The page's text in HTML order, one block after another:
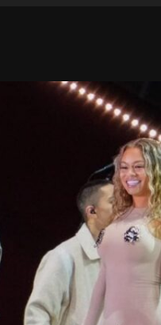
Taylor
Kelce
1 month